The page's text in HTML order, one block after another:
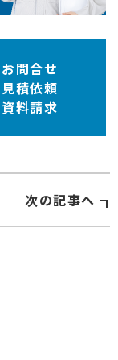
お問合せ
見積依頼
資料請求
次の記事へ